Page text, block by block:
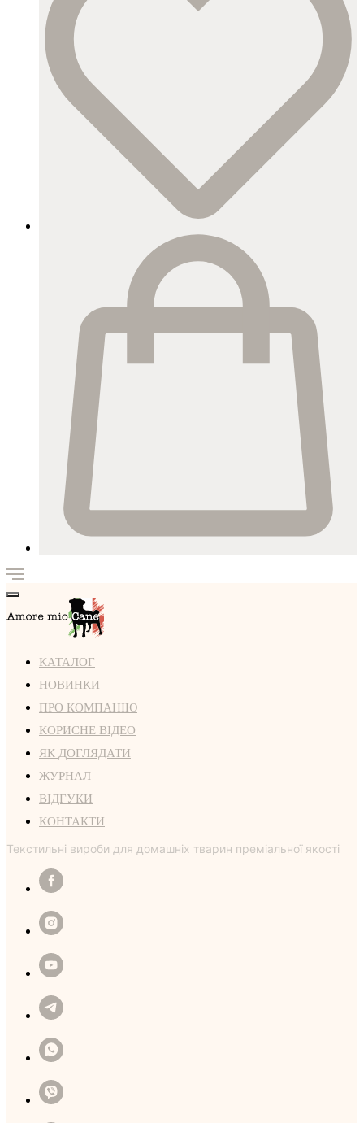
КАТАЛОГ
НОВИНКИ
ПРО КОМПАНІЮ
КОРИСНЕ ВІДЕО
ЯК ДОГЛЯДАТИ
ЖУРНАЛ
ВІДГУКИ
КОНТАКТИ
Текстильні вироби для домашніх тварин преміальної якості